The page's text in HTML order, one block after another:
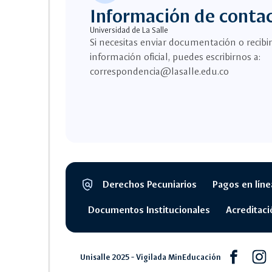
Información de
Universidad de La Salle
Si necesitas enviar documentación o recibir
información oficial, puedes escribirnos a:
correspondencia@lasalle.edu.co
policy
Segmento
Derechos Pecuniarios Pagos en
Documentos Institucionales
Unisalle 2025 - Vigilada MinEducación Facebook